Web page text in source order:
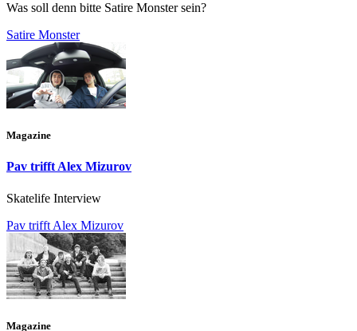
Was soll denn bitte Satire Monster sein?
Satire Monster
Magazine
Pav trifft Alex Mizurov
Skatelife Interview
Pav trifft Alex Mizurov
Magazine